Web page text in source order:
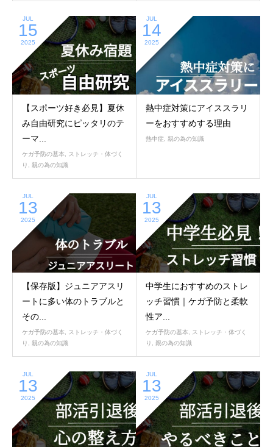
JUL
15
2025
【スポーツ好き必見】夏休
み自由研究にピッタリのテ
ーマ...
ケガ予防の基本
ストレッチ・体づく
り
親の為の知識
JUL
14
2025
熱中症対策にアイススラリ
ーをおすすめする理由
熱中症 親の為の知識
JUL
13
2025
【保存版】ジュニアアスリ
ートに多い体のトラブルと
その...
ケガ予防の基本
ストレッチ・体づく
り
親の為の知識
JUL
13
2025
中学生におすすめのストレ
ッチ習慣｜ケガ予防と柔軟
性ア...
ケガ予防の基本
ストレッチ・体づく
り
親の為の知識
JUL
13
2025
JUL
13
2025